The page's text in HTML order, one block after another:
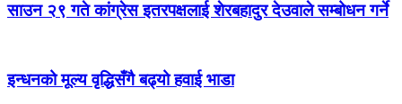
साउन २९ गते कांग्रेस इतरपक्षलाई शेरबहादुर देउवाले सम्बोधन गर्ने
इन्धनको मूल्य वृद्धिसँगै बढ्यो हवाई भाडा